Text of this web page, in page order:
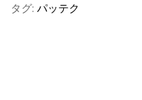
タグ: パッテク